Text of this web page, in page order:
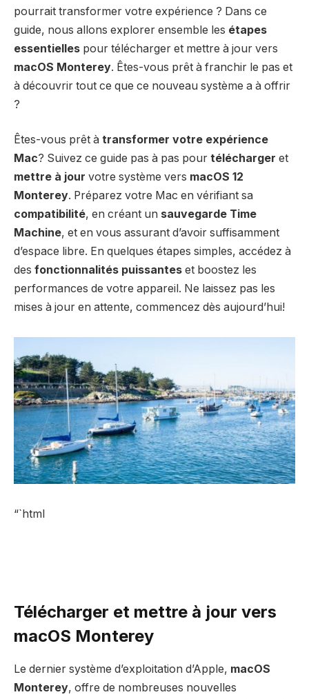
pourrait transformer votre expérience ? Dans ce
guide, nous allons explorer ensemble les étapes
essentielles pour télécharger et mettre à jour vers
macOS Monterey. Êtes-vous prêt à franchir le pas et
à découvrir tout ce que ce nouveau système a à offrir
?
Êtes-vous prêt à transformer votre expérience
Mac? Suivez ce guide pas à pas pour télécharger et
mettre à jour votre système vers macOS 12
Monterey. Préparez votre Mac en vérifiant sa
compatibilité, en créant un sauvegarde Time
Machine, et en vous assurant d’avoir suffisamment
d’espace libre. En quelques étapes simples, accédez à
des fonctionnalités puissantes et boostez les
performances de votre appareil. Ne laissez pas les
mises à jour en attente, commencez dès aujourd’hui!
“`html
Télécharger et mettre à jour vers
macOS Monterey
Le dernier système d’exploitation d’Apple, macOS
Monterey, offre de nombreuses nouvelles